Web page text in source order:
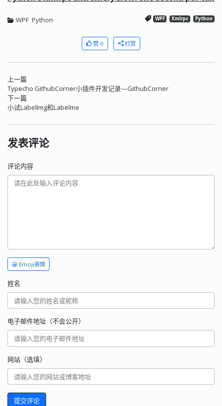
WPF Python WPF Xmlrpc Python
赞 0 打赏
上一篇
Typecho GithubCorner小插件开发记录—GithubCorner
下一篇
小试LabelImg和Labelme
发表评论
评论内容
😀 Emoji表情
姓名
电子邮件地址（不会公开）
网站（选填）
提交评论